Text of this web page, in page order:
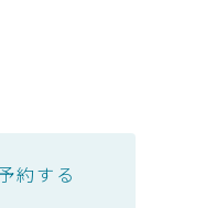
約する